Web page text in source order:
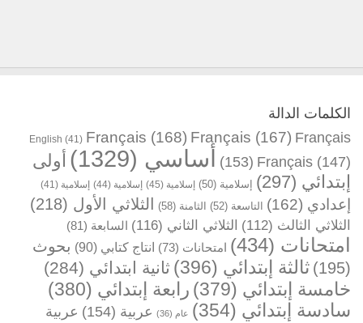
الكلمات الدالة
English (41) Français (168) Français (167) Français
(153) Français (147) أساسي (1329)
أولى
إبتدائي (297) إسلامية (50) إسلامية (45) إسلامية (44) إسلامية (41)
إعدادي (162) التاسعة (52) الثامنة (58) الثلاثي الأول (218)
الثلاثي الثالث (112) الثلاثي الثاني (116) السابعة (81)
امتحانات (434) امتحانات (73) انتاج كتابي (90)
بحوث
(195)
ثالثة إبتدائي (396) ثانية ابتدائي (284)
خامسة إبتدائي (379) رابعة إبتدائي (380)
سادسة إبتدائي (354) عام (36) عربية (154)
عربية